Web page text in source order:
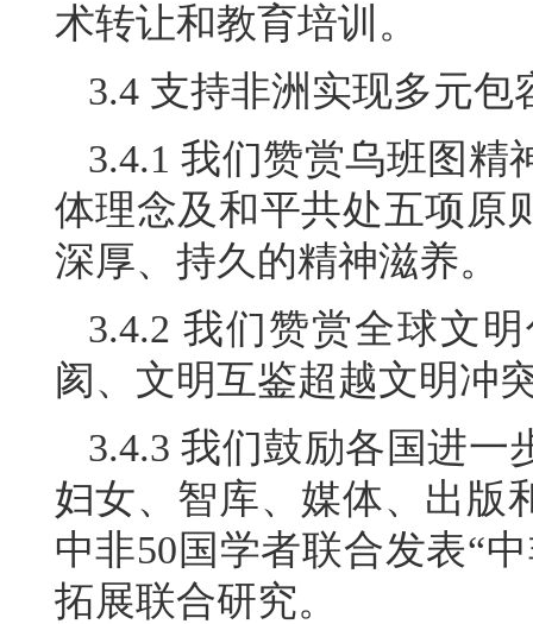
术转让和教育培训。
3.4 支持非洲实现多元包
3.4.1 我们赞赏乌班图
体理念及和平共处五项原
深厚、持久的精神滋养。
3.4.2 我们赞赏全球文
阂、文明互鉴超越文明冲
3.4.3 我们鼓励各国进
妇女、智库、媒体、出版
中非50国学者联合发表“
拓展联合研究。